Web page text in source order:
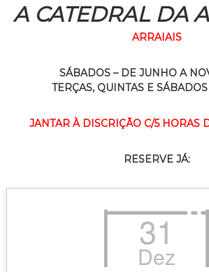
A CATEDRAL DA
ARRAIAIS
SÁBADOS – DE JUNHO A
TERÇAS, QUINTAS E
JANTAR À DISCRIÇÃO C/5 HORAS
RESERVE JÁ:
31
Dez